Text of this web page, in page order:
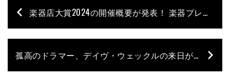
楽器店大賞2024の開催概要が発表！ 楽器プレイヤーならぜひ注目！
孤高のドラマー、デイヴ・ウェックルの来日が9月に決定！